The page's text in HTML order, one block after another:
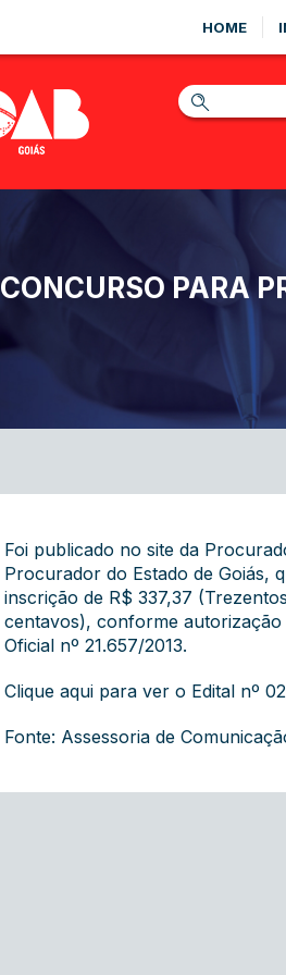
HOME
CONCURSO PARA
Foi publicado no site da
Procurador do Estado de Goiás,
inscrição de R$ 337,37
centavos), conforme autorização
Oficial nº 21.657/2013.
Clique aqui para ver o Edital nº
Fonte: Assessoria de